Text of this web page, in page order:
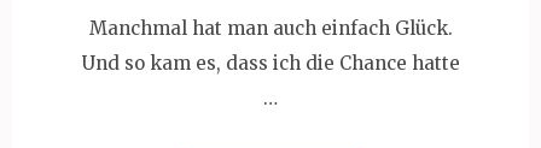
Manchmal hat man auch einfach Glück.
Und so kam es, dass ich die Chance hatte
…